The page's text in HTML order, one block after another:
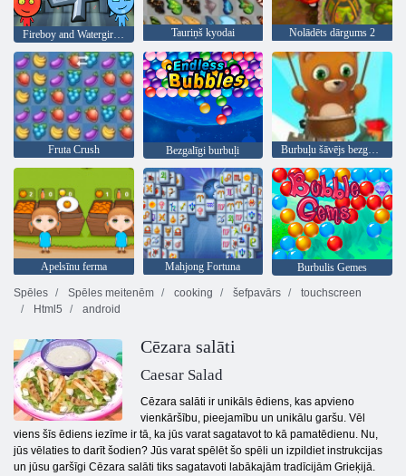
Tauriņš kyodai Nolādēts dārgums 2
Fruta Crush Bezgalīgi burbuļi Burbuļu šāvējs bezgalīgs
Apelsīnu ferma Mahjong Fortuna
Burbulis Gemes
Spēles
Spēles meitenēm cooking šefpavārs
touchscreen
Html5
android
Cēzara salāti
Caesar Salad
Cēzara salāti ir unikāls ēdiens, kas apvieno
vienkāršību, pieejamību un unikālu garšu. Vēl
viens šīs ēdiens iezīme ir tā, ka jūs varat sagatavot to kā pamatēdienu. Nu,
jūs vēlaties to darīt šodien? Jūs varat spēlēt šo spēli un izpildiet instrukcijas
un jūsu garšīgi Cēzara salāti tiks sagatavoti labākajām tradīcijām Grieķijā.